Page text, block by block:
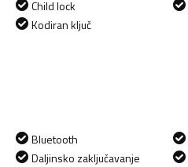
Child lock
Kodiran ključ
Bluetooth
Daljinsko zaključavanje